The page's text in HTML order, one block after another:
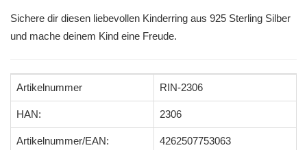
Sichere dir diesen liebevollen Kinderring aus 925 Sterling Silber
und mache deinem Kind eine Freude.
Artikelnummer RIN-2306
HAN: 2306
Artikelnummer/EAN: 4262507753063